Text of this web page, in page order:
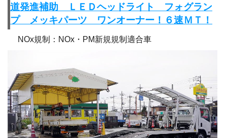
道発進補助 ＬＥＤヘッドライト フォグラン
プ メッキパーツ ワンオーナー！６速ＭＴ！
NOx規制：NOx・PM新規規制適合車